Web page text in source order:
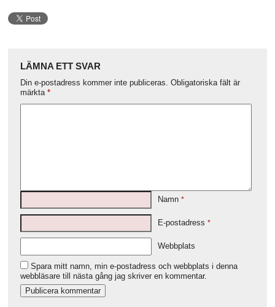
LÄMNA ETT SVAR
Din e-postadress kommer inte publiceras. Obligatoriska fält är
märkta *
Namn *
E-postadress *
Webbplats
Spara mitt namn, min e-postadress och webbplats i denna
webbläsare till nästa gång jag skriver en kommentar.